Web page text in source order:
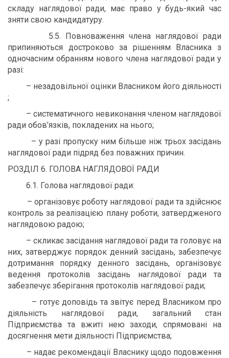
складу наглядової ради, має право у будь-який час
зняти свою кандидатуру.
5.5. Повноваження члена наглядової ради
припиняються достроково за рішенням Власника з
одночасним обранням нового члена наглядової ради у
разі:
– незадовільної оцінки Власником його діяльності
;
– систематичного невиконання членом наглядової
ради обов’язків, покладених на нього;
– у разі пропуску ним більше ніж трьох засідань
наглядової ради підряд без поважних причин.
РОЗДІЛ 6. ГОЛОВА НАГЛЯДОВОЇ РАДИ
6.1. Голова наглядової ради:
– організовує роботу наглядової ради та здійснює
контроль за реалізацією плану роботи, затвердженого
наглядовою радою;
– скликає засідання наглядової ради та головує на
них, затверджує порядок денний засідань, забезпечує
дотримання порядку денного засідань, організовує
ведення протоколів засідань наглядової ради та
забезпечує зберігання протоколів наглядової ради;
– готує доповідь та звітує перед Власником про
діяльність наглядової ради, загальний стан
Підприємства та вжиті нею заходи, спрямовані на
досягнення мети діяльності Підприємства;
– надає рекомендації Власнику щодо подовження